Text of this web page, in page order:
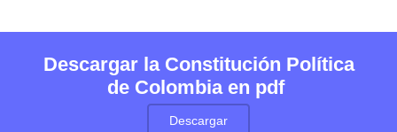
Descargar la Constitución Política
de Colombia en pdf
Descargar